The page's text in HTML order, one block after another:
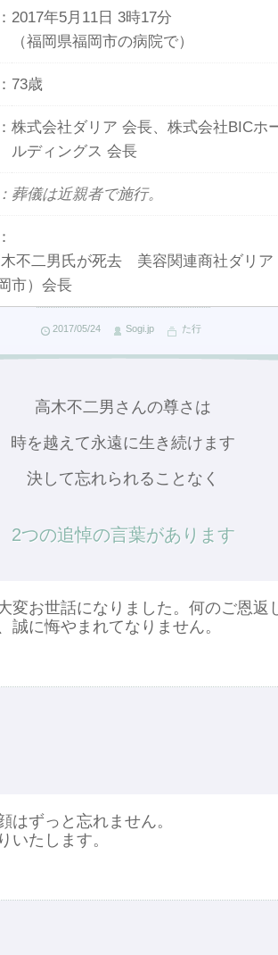
2017年5月11日 3時17分
（福岡県福岡市の病院で）
73歳
株式会社ダリア 会長、株式会社BICホ
ルディングス 会長
葬儀は近親者で施行。
木不二男氏が死去 美容関連商社ダリア
市）会長
2017/05/24 Sogi.jp た行
高木不二男さんの尊さは
時を越えて永遠に生き続けます
決して忘れられることなく
2つの追悼の言葉があります
変お世話になりました。何のご恩返
誠に悔やまれてなりません。
はずっと忘れません。
いたします。